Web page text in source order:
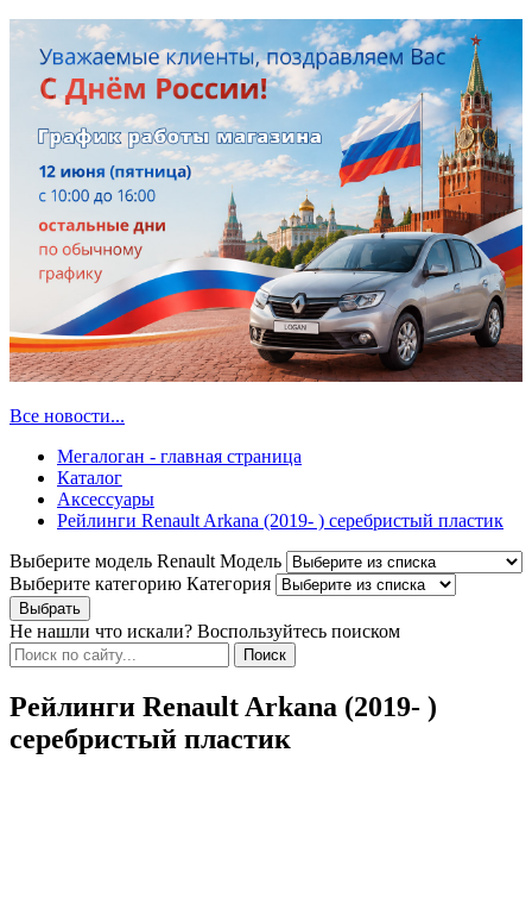
Все новости...
Мегалоган - главная страница
Каталог
Аксессуары
Рейлинги Renault Arkana (2019- ) серебристый пластик
Выберите модель Renault Модель
Выберите категорию Категория
Не нашли что искали? Воспользуйтесь поиском
Рейлинги Renault Arkana (2019- )
серебристый пластик